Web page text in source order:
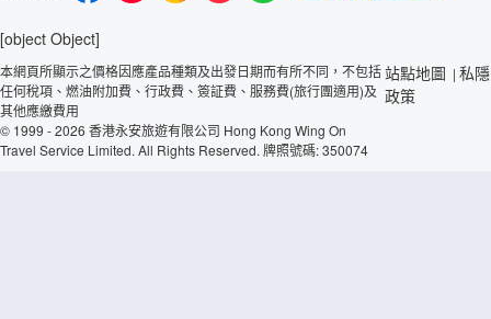
[object Object]
本網頁所顯示之價格因應產品種類及出發日期而有所不同，不包括
任何稅項、燃油附加費、行政費、簽証費、服務費(旅行團適用)及
其他應繳費用
© 1999 - 2026 香港永安旅遊有限公司 Hong Kong Wing On
Travel Service Limited. All Rights Reserved. 牌照號碼: 350074
站點地圖 | 私隱
政策